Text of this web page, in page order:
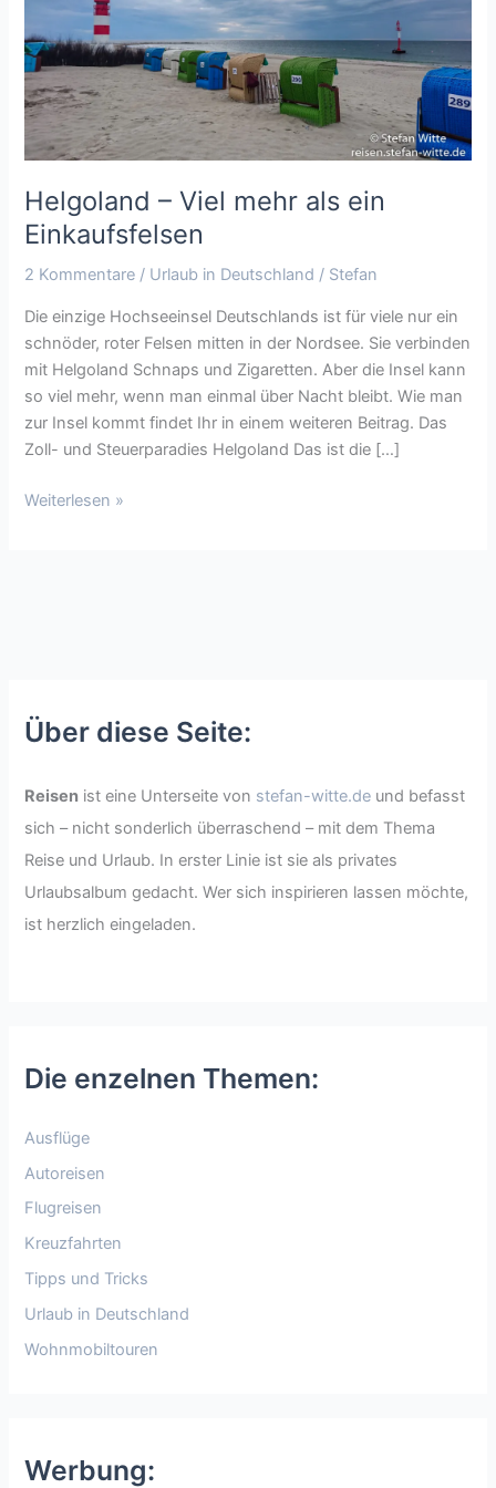
Helgoland – Viel mehr als ein
Einkaufsfelsen
2 Kommentare / Urlaub in Deutschland / Stefan
Die einzige Hochseeinsel Deutschlands ist für viele nur ein
schnöder, roter Felsen mitten in der Nordsee. Sie verbinden
mit Helgoland Schnaps und Zigaretten. Aber die Insel kann
so viel mehr, wenn man einmal über Nacht bleibt. Wie man
zur Insel kommt findet Ihr in einem weiteren Beitrag. Das
Zoll- und Steuerparadies Helgoland Das ist die […]
ein
Einkaufsfelsen
Weiterlesen »
Über diese Seite:
Reisen ist eine Unterseite von stefan-witte.de und befasst
sich – nicht sonderlich überraschend – mit dem Thema
Reise und Urlaub. In erster Linie ist sie als privates
Urlaubsalbum gedacht. Wer sich inspirieren lassen möchte,
ist herzlich eingeladen.
Die enzelnen Themen:
Ausflüge
Autoreisen
Flugreisen
Kreuzfahrten
Tipps und Tricks
Urlaub in Deutschland
Wohnmobiltouren
Werbung: